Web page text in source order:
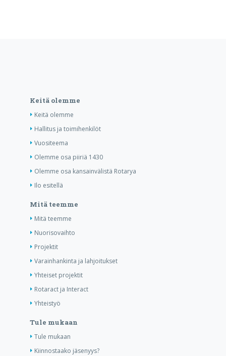
Keitä olemme
Keitä olemme
Hallitus ja toimihenkilöt
Vuositeema
Olemme osa piiriä 1430
Olemme osa kansainvälistä Rotarya
Ilo esitellä
Mitä teemme
Mitä teemme
Nuorisovaihto
Projektit
Varainhankinta ja lahjoitukset
Yhteiset projektit
Rotaract ja Interact
Yhteistyö
Tule mukaan
Tule mukaan
Kiinnostaako jäsenyys?